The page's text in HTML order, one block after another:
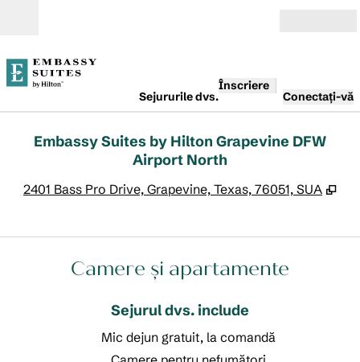
Sejururile dvs.
Înscriere
Conectați-vă
Embassy Suites by Hilton Grapevine DFW
Airport North
2401 Bass Pro Drive, Grapevine, Texas, 76051, SUA ,
Camere și apartamente
Sejurul dvs. include
Mic dejun gratuit, la comandă